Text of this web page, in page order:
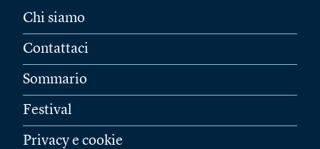
Chi siamo
Contattaci
Sommario
Festival
Privacy e cookie